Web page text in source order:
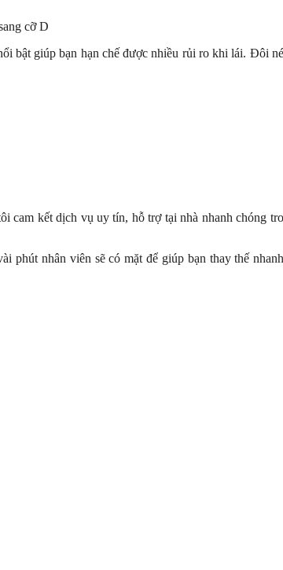
cỡ D
bật giúp bạn hạn chế được nhiều rủi ro khi lái. Đôi
cam kết dịch vụ uy tín, hỗ trợ tại nhà nhanh chóng
phút nhân viên sẽ có mặt để giúp bạn thay thế